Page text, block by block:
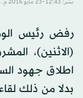
نُشر: 12:43-23 مايو 2016 م ـ 16 شَعبان 1437 هـ
رفض رئيس
(الاثنين)،
اطلاق جهود
بدلا من ذلك